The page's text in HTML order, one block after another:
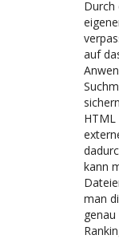
Durch
auf
HTML
kann
man